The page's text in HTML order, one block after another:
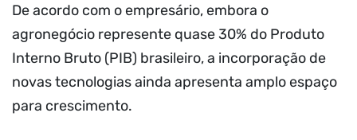
De acordo com o empresário, embora o
agronegócio represente quase 30% do Produto
Interno Bruto (PIB) brasileiro, a incorporação de
novas tecnologias ainda apresenta amplo espaço
para crescimento.